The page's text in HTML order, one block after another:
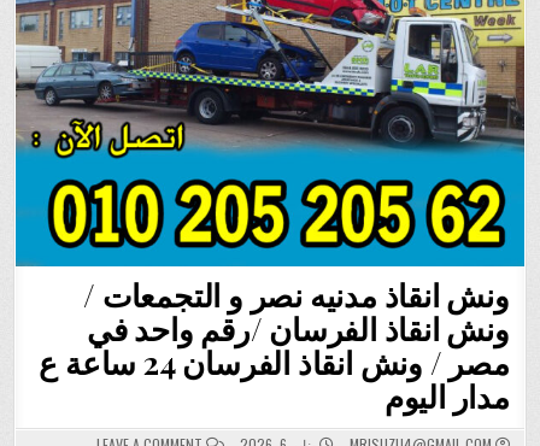
ونش انقاذ مدنيه نصر و التجمعات /
ونش انقاذ الفرسان /رقم واحد في
مصر / ونش انقاذ الفرسان 24 ساعة ع
مدار اليوم